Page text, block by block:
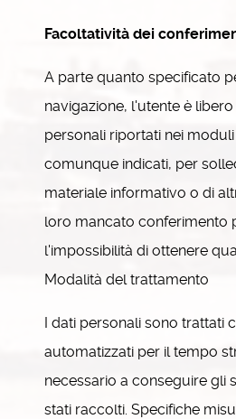
Facoltatività dei
A parte quanto specificato
navigazione, l'utente è
personali riportati nei
comunque indicati, per
materiale informativo o di
loro mancato conferimento
l'impossibilità di ottenere
Modalità del trattamento
I dati personali sono trattati
automatizzati per il tempo
necessario a conseguire gli
stati raccolti. Specifiche